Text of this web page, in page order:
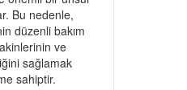
Bu nedenle,
düzenli bakım
ve
sağlamak
sahiptir.